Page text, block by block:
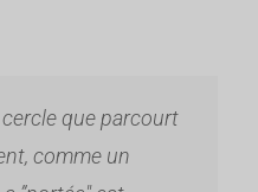
cercle que parcourt
comme un